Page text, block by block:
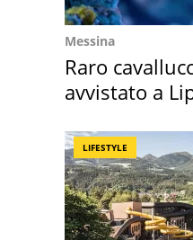
Messina
Raro
avvistato a
LIFESTYLE